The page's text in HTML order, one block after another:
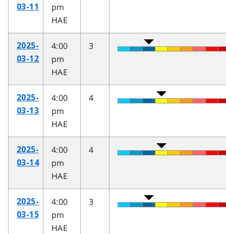
03-11
pm
HAE
2025-
03-12
4:00
pm
HAE
3
2025-
03-13
4:00
pm
HAE
4
2025-
03-14
4:00
pm
HAE
4
2025-
03-15
4:00
pm
HAE
3